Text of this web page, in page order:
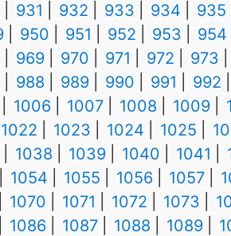
931
932 933 934 935
950 951 952 953 954
969
970 971 972 973
988
989 990 991 992
1006
1007 1008 1009
1022
1023 1024 1025
1038
1039 1040 1041
1054
1055 1056 1057
1070
1071 1072 1073
1086
1087 1088 1089